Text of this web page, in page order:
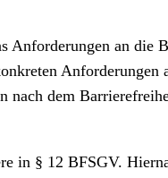
Anforderungen an
dem
§ 12 BFSGV.